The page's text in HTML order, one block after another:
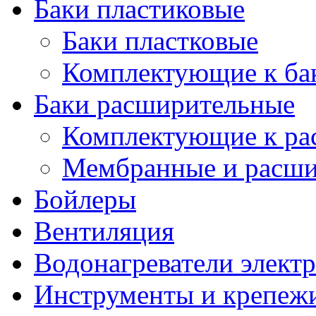
Баки пластиковые
Баки пластковые
Комплектующие к
Баки расширительные
Комплектующие к
Мембранные и
Бойлеры
Вентиляция
Водонагреватели
Инструменты и